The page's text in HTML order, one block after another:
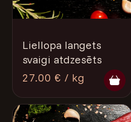
Liellopa langets
svaigi atdzesēts
27.00 € / kg